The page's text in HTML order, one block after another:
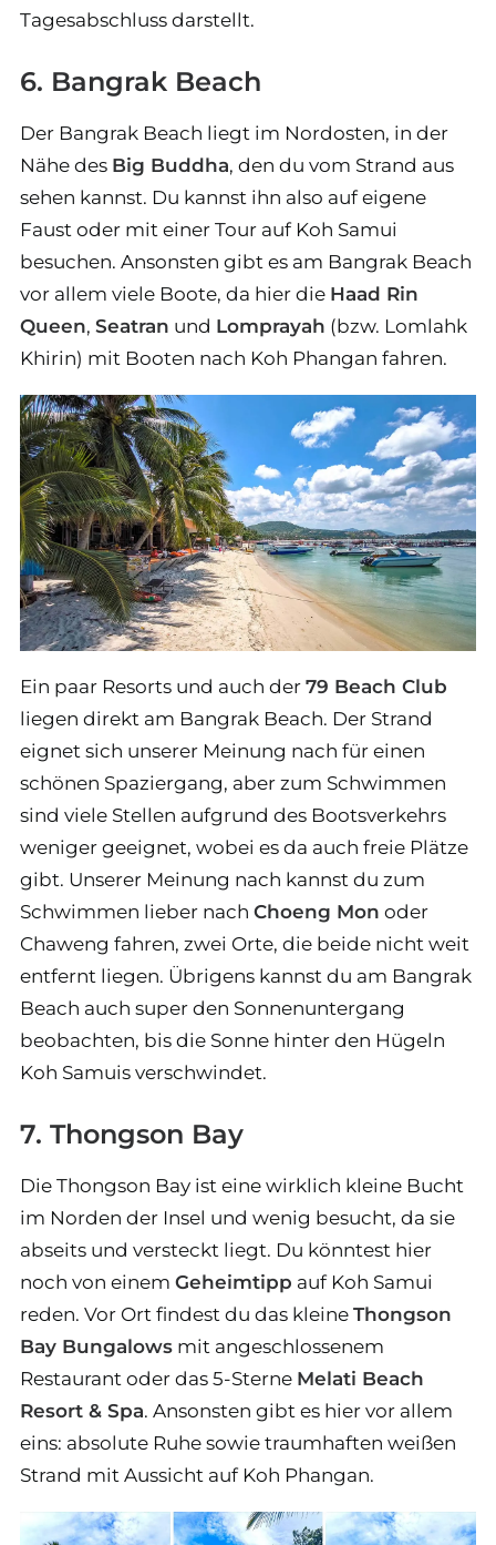
Tagesabschluss darstellt.
6. Bangrak Beach
Der Bangrak Beach liegt im Nordosten, in der
Nähe des Big Buddha, den du vom Strand aus
sehen kannst. Du kannst ihn also auf eigene
Faust oder mit einer Tour auf Koh Samui
besuchen. Ansonsten gibt es am Bangrak Beach
vor allem viele Boote, da hier die Haad Rin
Queen, Seatran und Lomprayah (bzw. Lomlahk
Khirin) mit Booten nach Koh Phangan fahren.
Ein paar Resorts und auch der 79 Beach Club
liegen direkt am Bangrak Beach. Der Strand
eignet sich unserer Meinung nach für einen
schönen Spaziergang, aber zum Schwimmen
sind viele Stellen aufgrund des Bootsverkehrs
weniger geeignet, wobei es da auch freie Plätze
gibt. Unserer Meinung nach kannst du zum
Schwimmen lieber nach Choeng Mon oder
Chaweng fahren, zwei Orte, die beide nicht weit
entfernt liegen. Übrigens kannst du am Bangrak
Beach auch super den Sonnenuntergang
beobachten, bis die Sonne hinter den Hügeln
Koh Samuis verschwindet.
7. Thongson Bay
Die Thongson Bay ist eine wirklich kleine Bucht
im Norden der Insel und wenig besucht, da sie
abseits und versteckt liegt. Du könntest hier
noch von einem Geheimtipp auf Koh Samui
reden. Vor Ort findest du das kleine Thongson
Bay Bungalows mit angeschlossenem
Restaurant oder das 5-Sterne Melati Beach
Resort & Spa. Ansonsten gibt es hier vor allem
eins: absolute Ruhe sowie traumhaften weißen
Strand mit Aussicht auf Koh Phangan.